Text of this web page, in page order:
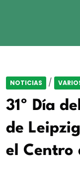
NOTICIAS /
31º Día
de
el Centro